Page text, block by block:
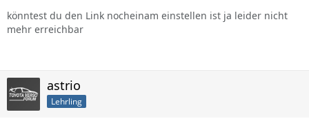
könntest du den Link nocheinam einstellen ist ja leider nicht
mehr erreichbar
astrio
Lehrling